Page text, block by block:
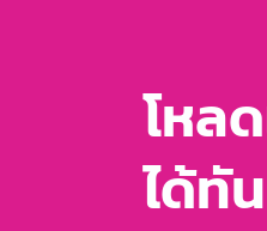
โหล
ได้ทั